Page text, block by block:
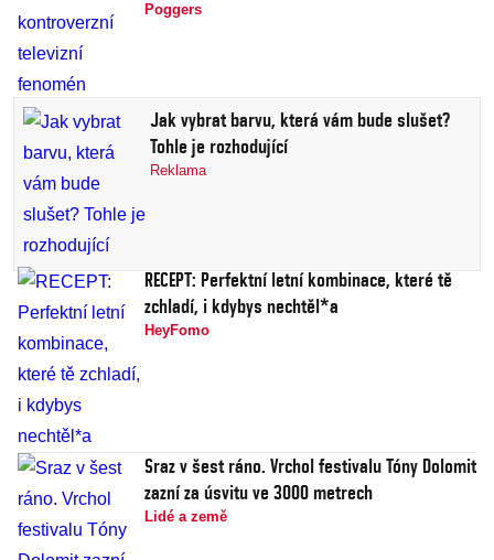
Poggers
Jak vybrat barvu, která vám bude slušet?
Tohle je rozhodující
Reklama
RECEPT: Perfektní letní kombinace, které tě
zchladí, i kdybys nechtěl*a
HeyFomo
Sraz v šest ráno. Vrchol festivalu Tóny Dolomit
zazní za úsvitu ve 3000 metrech
Lidé a země